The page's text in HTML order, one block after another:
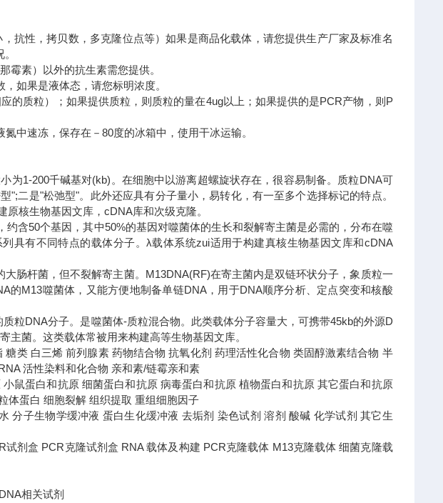
抗性，拷贝数，多克隆位点等）如果是商品化载体，请您提供生产厂家及标准名
霉素）以外的抗生素需您提供。
如果是液体态，请您标明浓度。
的质粒）；如果提供质粒，则质粒的量在4ug以上；如果提供的是PCR产物，则P
中速冻，保存在－80度的冰箱中，使用干冰运输。
为1-200千碱基对(kb)。在细胞中以游离超螺旋状存在，很容易制备。质粒DNA可
";二是"松弛型"。此外还应具有分子量小，易转化，有一至多个选择标记的特点。
核生物基因文库，cDNA库和次级克隆。
含50个基因，其中50%的基因对噬菌体的生长和裂解寄主菌是必需的，分布在噬
具有不同特点的载体分子。λ载体系统zui适用于构建真核生物基因文库和cDNA
肠杆菌，但不裂解寄主菌。M13DNA(RF)在寄主菌内是双链环状分子，象质粒一
的M13噬菌体，又能方便地制备单链DNA，用于DNA顺序分析、定点突变和核酸
粒DNA分子。是噬菌体-质粒混合物。此类载体分子容量大，可携带45kb的外源D
主菌。这类载体常被用来构建高等生物基因文库。
糖类 白三烯 前列腺素 药物结合物 抗氧化剂 药理活性化合物 类固醇激素结合物 半
活性染料和化合物 亲和素/链霉亲和素
鼠蛋白和抗原 细菌蛋白和抗原 病毒蛋白和抗原 植物蛋白和抗原 其它蛋白和抗原
体蛋白 细胞裂解 组织提取 重组细胞因子
分子生物学缓冲液 蛋白生化缓冲液 去垢剂 染色试剂 溶剂 酸碱 化学试剂 其它生
试剂盒 PCR克隆试剂盒 RNA 载体及构建 PCR克隆载体 M13克隆载体 细菌克隆载
相关试剂